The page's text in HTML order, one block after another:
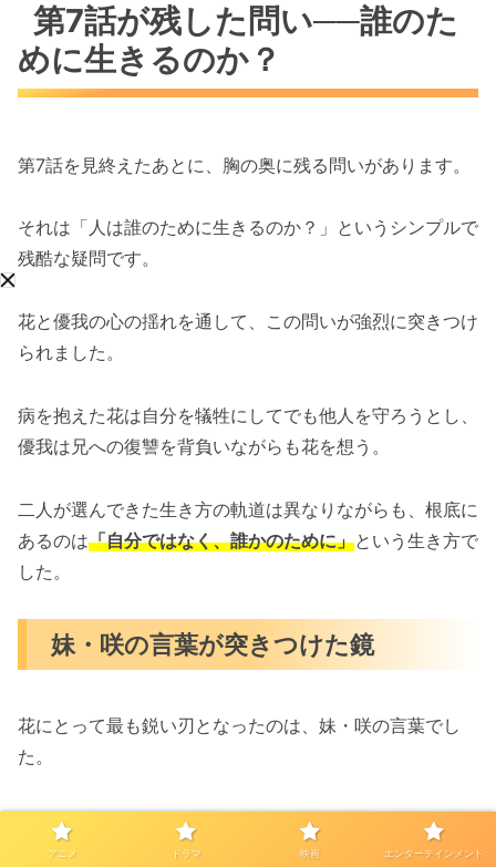
第7話が残した問い──誰のた
めに生きるのか？
第7話を見終えたあとに、胸の奥に残る問いがあります。
それは「人は誰のために生きるのか？」というシンプルで
残酷な疑問です。
花と優我の心の揺れを通して、この問いが強烈に突きつけ
られました。
病を抱えた花は自分を犠牲にしてでも他人を守ろうとし、
優我は兄への復讐を背負いながらも花を想う。
二人が選んできた生き方の軌道は異なりながらも、根底に
あるのは「自分ではなく、誰かのために」という生き方で
した。
妹・咲の言葉が突きつけた鏡
花にとって最も鋭い刃となったのは、妹・咲の言葉でし
た。
「もっと自分を信じなよ。」
アニメ ドラマ 映画 エンターテインメント